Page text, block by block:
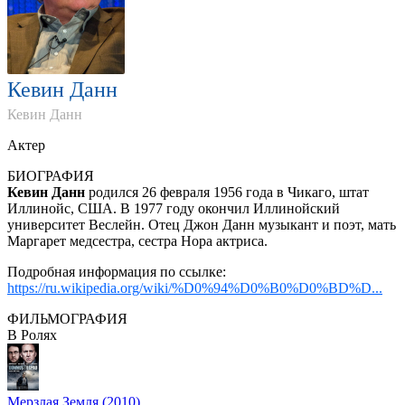
Кевин Данн
Кевин Данн
Актер
БИОГРАФИЯ
Кевин Данн родился 26 февраля 1956 года в Чикаго, штат
Иллинойс, США. В 1977 году окончил Иллинойский
университет Веслейн. Отец Джон Данн музыкант и поэт, мать
Маргарет медсестра, сестра Нора актриса.
Подробная информация по ссылке:
https://ru.wikipedia.org/wiki/%D0%94%D0%B0%D0%BD%D...
ФИЛЬМОГРАФИЯ
В Ролях
Мерзлая Земля (2010)